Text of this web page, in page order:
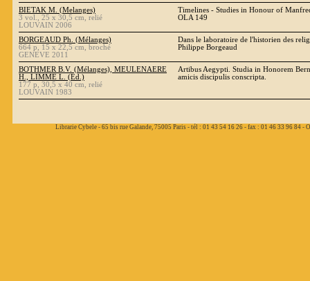
BIETAK M. (Melanges)
3 vol., 25 x 30,5 cm, relié
LOUVAIN 2006
Timelines - Studies in Honour of
OLA 149
BORGEAUD Ph. (Mélanges)
664 p, 15 x 22,5 cm, broché
GENEVE 2011
Dans le laboratoire de l'historien des
Philippe Borgeaud
BOTHMER B.V. (Mélanges), MEULENAERE
H., LIMME L. (Ed.)
177 p, 30,5 x 40 cm, relié
LOUVAIN 1983
Artibus Aegypti. Studia in Honorem
amicis discipulis conscripta.
Librarie Cybele - 65 bis rue Galande, 75005 Paris - tél : 01 43 54 16 26 - fax : 01 46 33 96 84